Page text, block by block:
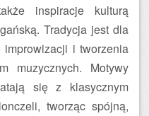
inspiracje kulturą
Tradycja jest dla
improwizacji i tworzenia
muzycznych. Motywy
się z klasycznym
tworząc spójną,